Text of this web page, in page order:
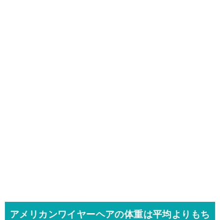
アメリカンワイヤーヘアの体重は平均よりもち